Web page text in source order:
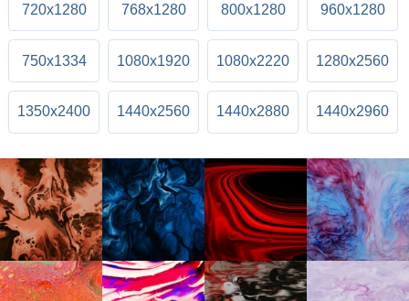
720x1280 768x1280 800x1280 960x1280
750x1334 1080x1920 1080x2220 1280x2560
1350x2400 1440x2560 1440x2880 1440x2960